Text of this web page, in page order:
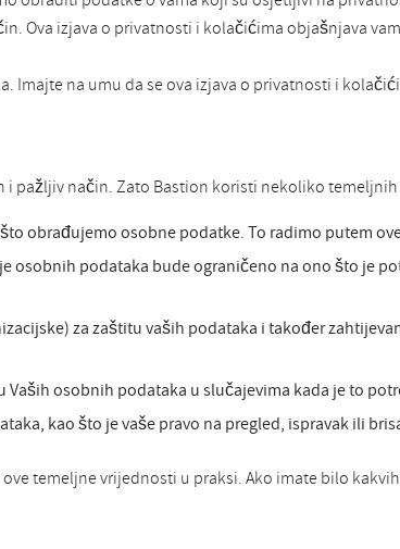
Ova izjava o privatnosti i kolačićima objašnjava
na umu da se ova izjava o privatnosti i
i pažljiv način. Zato Bastion koristi nekoliko
obrađujemo osobne podatke. To radimo putem
podataka bude ograničeno na ono što je
za zaštitu vaših podataka i također
osobnih podataka u slučajevima kada je to
kao što je vaše pravo na pregled, ispravak ili
temeljne vrijednosti u praksi. Ako imate bilo